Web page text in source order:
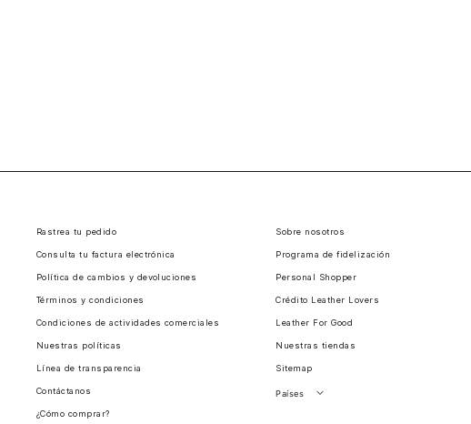
Rastrea tu pedido
Consulta tu factura electrónica
Política de cambios y devoluciones
Términos y condiciones
Condiciones de actividades comerciales
Nuestras políticas
Línea de transparencia
Contáctanos
¿Cómo comprar?
Sobre nosotros
Programa de fidelización
Personal Shopper
Crédito Leather Lovers
Leather For Good
Nuestras tiendas
Sitemap
Países